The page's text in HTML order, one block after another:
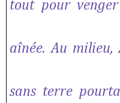
tout pour
aînée. Au milieu,
sans terre